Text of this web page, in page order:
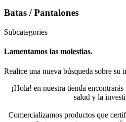
Batas / Pantalones
Subcategories
Lamentamos las molestias.
Realice una nueva búsqueda sobre su
¡Hola! en nuestra tienda
salud y la
Comercializamos productos que